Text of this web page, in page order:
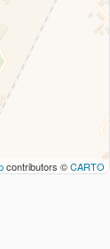
contributors ©CARTO